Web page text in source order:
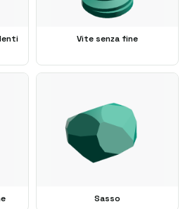
Vite senza fine
Sasso